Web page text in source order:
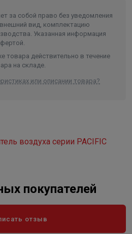
надежным и эффективным
комфортного микроклимата в
за собой право без уведомления
вид, комплектацию
Указанная информация
товара действительно в течение
на складе.
или описании товара?
воздуха серии PACIFIC
покупателей
отзыв